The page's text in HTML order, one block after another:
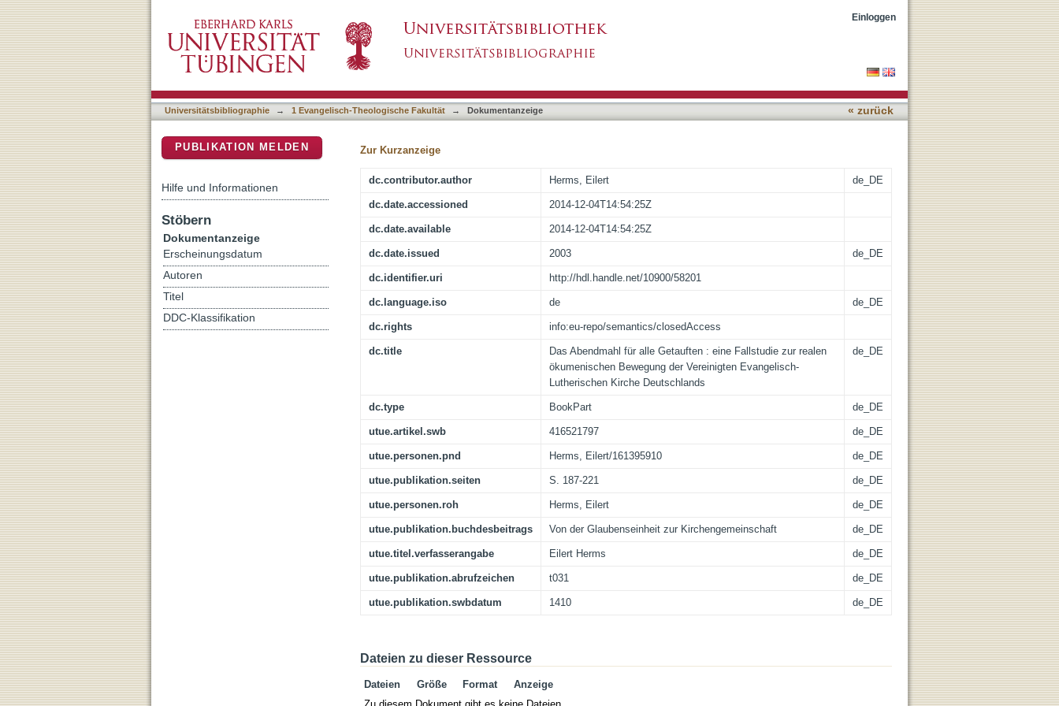
Vereinigten Evangelisch-Lutherischen Kirche Deutschlands
Einloggen
Universitätsbibliographie → 1 Evangelisch-Theologische Fakultät → Dokumentanzeige « zurück
Zur Kurzanzeige
dc.contributor.author Herms, Eilert de_DE
dc.date.accessioned 2014-12-04T14:54:25Z
dc.date.available 2014-12-04T14:54:25Z
dc.date.issued 2003 de_DE
dc.identifier.uri http://hdl.handle.net/10900/58201
dc.language.iso de de_DE
dc.rights info:eu-repo/semantics/closedAccess
dc.title
Das Abendmahl für alle Getauften : eine Fallstudie zur realen
ökumenischen Bewegung der Vereinigten Evangelisch-
Lutherischen Kirche Deutschlands
de_DE
dc.type BookPart de_DE
utue.artikel.swb 416521797 de_DE
utue.personen.pnd Herms, Eilert/161395910 de_DE
utue.publikation.seiten S. 187-221 de_DE
utue.personen.roh Herms, Eilert de_DE
utue.publikation.buchdesbeitrags Von der Glaubenseinheit zur Kirchengemeinschaft de_DE
utue.titel.verfasserangabe Eilert Herms de_DE
utue.publikation.abrufzeichen t031 de_DE
utue.publikation.swbdatum 1410 de_DE
Dateien zu dieser Ressource
Dateien Größe Format
Anzeige
PUBLIKATION MELDEN
Hilfe und Informationen
Stöbern
Dokumentanzeige
Erscheinungsdatum
Autoren
Titel
DDC-Klassifikation